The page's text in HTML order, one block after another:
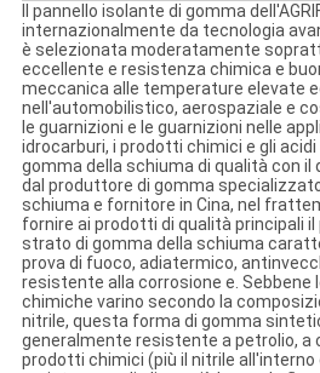
Il pannello isolante di gomma
internazionalmente da tecnologia
è selezionata moderatamente
eccellente e resistenza chimica e
meccanica alle temperature elevate
nell'automobilistico, aerospaziale e
le guarnizioni e le guarnizioni nelle
idrocarburi, i prodotti chimici e gli
gomma della schiuma di qualità con
dal produttore di gomma
schiuma e fornitore in Cina, nel
fornire ai prodotti di qualità principali
strato di gomma della schiuma
prova di fuoco, adiatermico,
resistente alla corrosione e. Sebbene
chimiche varino secondo la
nitrile, questa forma di gomma
generalmente resistente a petrolio, a
prodotti chimici (più il nitrile all'interno